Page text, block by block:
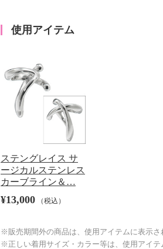
使用アイテム
ステングレイス サ
ージカルステンレス
カーブライン＆…
¥13,000 （税込）
※販売期間外の商品は、使用アイテムに表示さ
※正しい着用サイズ・カラー等は、使用アイテ